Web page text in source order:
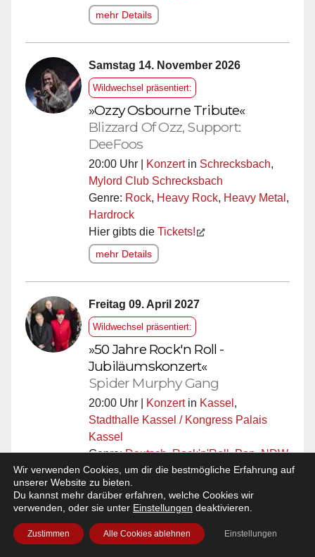
mehr Details
Samstag 14. November 2026
Wildwechsel präsentiert:
»Ozzy Osbourne Tribute«
Blizzard Of Ozz, Support:
DeeFoos
20:00 Uhr | Konzertin Schrecksbach,
Mylord Club Schrecksbach
Genre: Rock, Heavy Rock, Heavy Metal ,
Hardrock
Hier gibts die Tickets!
mehr Details
Freitag 09. April 2027
Wildwechsel präsentiert:
»50 Jahre Rock'n Roll -
Jubiläumskonzert«
Spider Murphy Gang
20:00 Uhr | Konzertin Kassel ,
Stadthalle Kassel / Kongress Palais
Kassel
Genre:Deutsch,Rock'n'Roll,Pop,NDW
Hier gibts dieTickets!
mehr Details
Wir verwenden Cookies, um dir die bestmögliche Erfahrung auf
unserer Website zu bieten.
Du kannst mehr darüber erfahren, welche Cookies wir
verwenden, oder sie unter Einstellungen deaktivieren.
Zustimmen Alle Cookies ablehnen Einstellungen